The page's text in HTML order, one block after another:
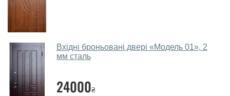
Так. Ми консультуємо покупців
месенджери, онлайн-чат або безпосередньо в нашому
салоні-магазині.
Вхідні броньовані двері «Модель 01», 2
мм сталь
24000₴